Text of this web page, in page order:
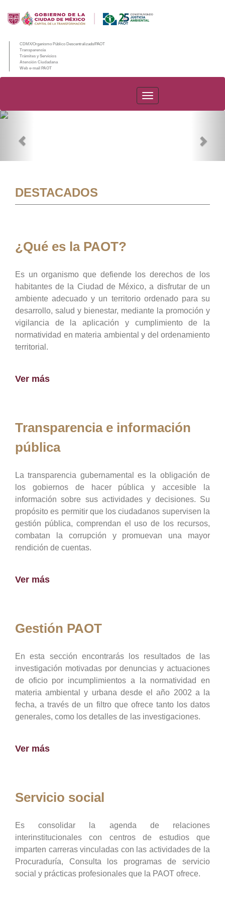
CDMX/Organismo Público Descentralizado/PAOT
Transparencia
Trámites y Servicios
Atención Ciudadana
Web e-mail PAOT
PAOT
DESTACADOS
¿Qué es la PAOT?
Es un organismo que defiende los derechos de los
habitantes de la Ciudad de México, a disfrutar de un
ambiente adecuado y un territorio ordenado para su
desarrollo, salud y bienestar, mediante la promoción y
vigilancia de la aplicación y cumplimiento de la
normatividad en materia ambiental y del ordenamiento
territorial.
Ver más
Transparencia e información
pública
La transparencia gubernamental es la obligación de
los gobiernos de hacer pública y accesible la
información sobre sus actividades y decisiones. Su
propósito es permitir que los ciudadanos supervisen la
gestión pública, comprendan el uso de los recursos,
combatan la corrupción y promuevan una mayor
rendición de cuentas.
Ver más
Gestión PAOT
En esta sección encontrarás los resultados de las
investigación motivadas por denuncias y actuaciones
de oficio por incumplimientos a la normatividad en
materia ambiental y urbana desde el año 2002 a la
fecha, a través de un filtro que ofrece tanto los datos
generales, como los detalles de las investigaciones.
Ver más
Servicio social
Es consolidar la agenda de relaciones
interinstitucionales con centros de estudios que
imparten carreras vinculadas con las actividades de la
Procuraduría, Consulta los programas de servicio
social y prácticas profesionales que la PAOT ofrece.